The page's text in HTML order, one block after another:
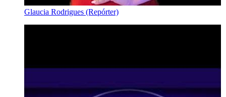
Glaucia Rodrigues (Repórter)